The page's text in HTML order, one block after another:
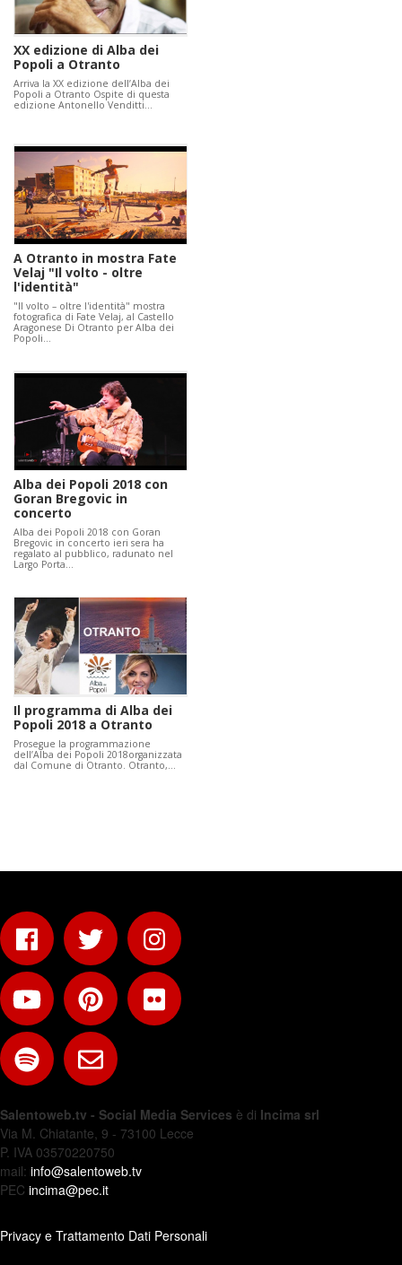
XX edizione di Alba dei
Popoli a Otranto
Arriva la XX edizione dell’Alba dei
Popoli a Otranto Ospite di questa
edizione Antonello Venditti…
A Otranto in mostra Fate
Velaj "Il volto - oltre
l'identità"
"Il volto – oltre l'identità" mostra
fotografica di Fate Velaj, al Castello
Aragonese Di Otranto per Alba dei
Popoli…
Alba dei Popoli 2018 con
Goran Bregovic in
concerto
Alba dei Popoli 2018 con Goran
Bregovic in concerto ieri sera ha
regalato al pubblico, radunato nel
Largo Porta…
Il programma di Alba dei
Popoli 2018 a Otranto
Prosegue la programmazione
dell’Alba dei Popoli 2018organizzata
dal Comune di Otranto. Otranto,…
Salentoweb.tv - Social Media Services è di Incima srl
Via M. Chiatante, 9 - 73100 Lecce
P. IVA 03570220750
mail: info@salentoweb.tv
PEC incima@pec.it
Privacy e Trattamento Dati Personali